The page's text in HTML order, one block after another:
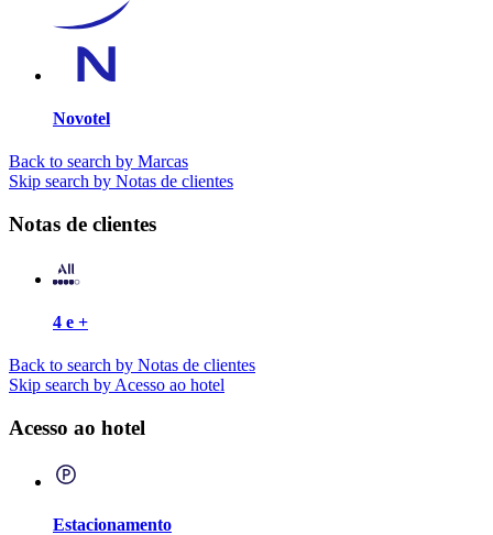
Novotel
Back to search by Marcas
Skip search by Notas de clientes
Notas de clientes
4 e +
Back to search by Notas de clientes
Skip search by Acesso ao hotel
Acesso ao hotel
Estacionamento